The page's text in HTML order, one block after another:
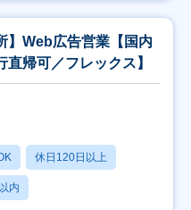
】Web広告営業【国内
帰可／フレックス】
休日120日以上
内